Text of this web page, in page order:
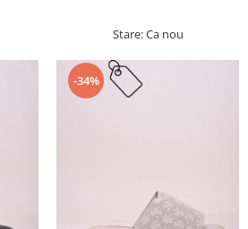
Stare: Ca nou
-34%